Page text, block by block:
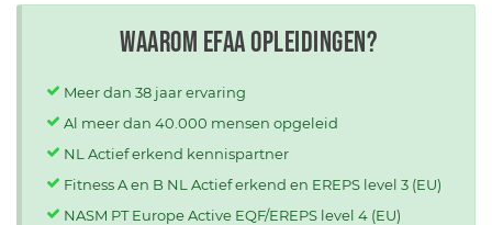
Waarom EFAA opleidingen?
Meer dan 38 jaar ervaring
Al meer dan 40.000 mensen opgeleid
NL Actief erkend kennispartner
Fitness A en B NL Actief erkend en EREPS level 3 (EU)
NASM PT Europe Active EQF/EREPS level 4 (EU)